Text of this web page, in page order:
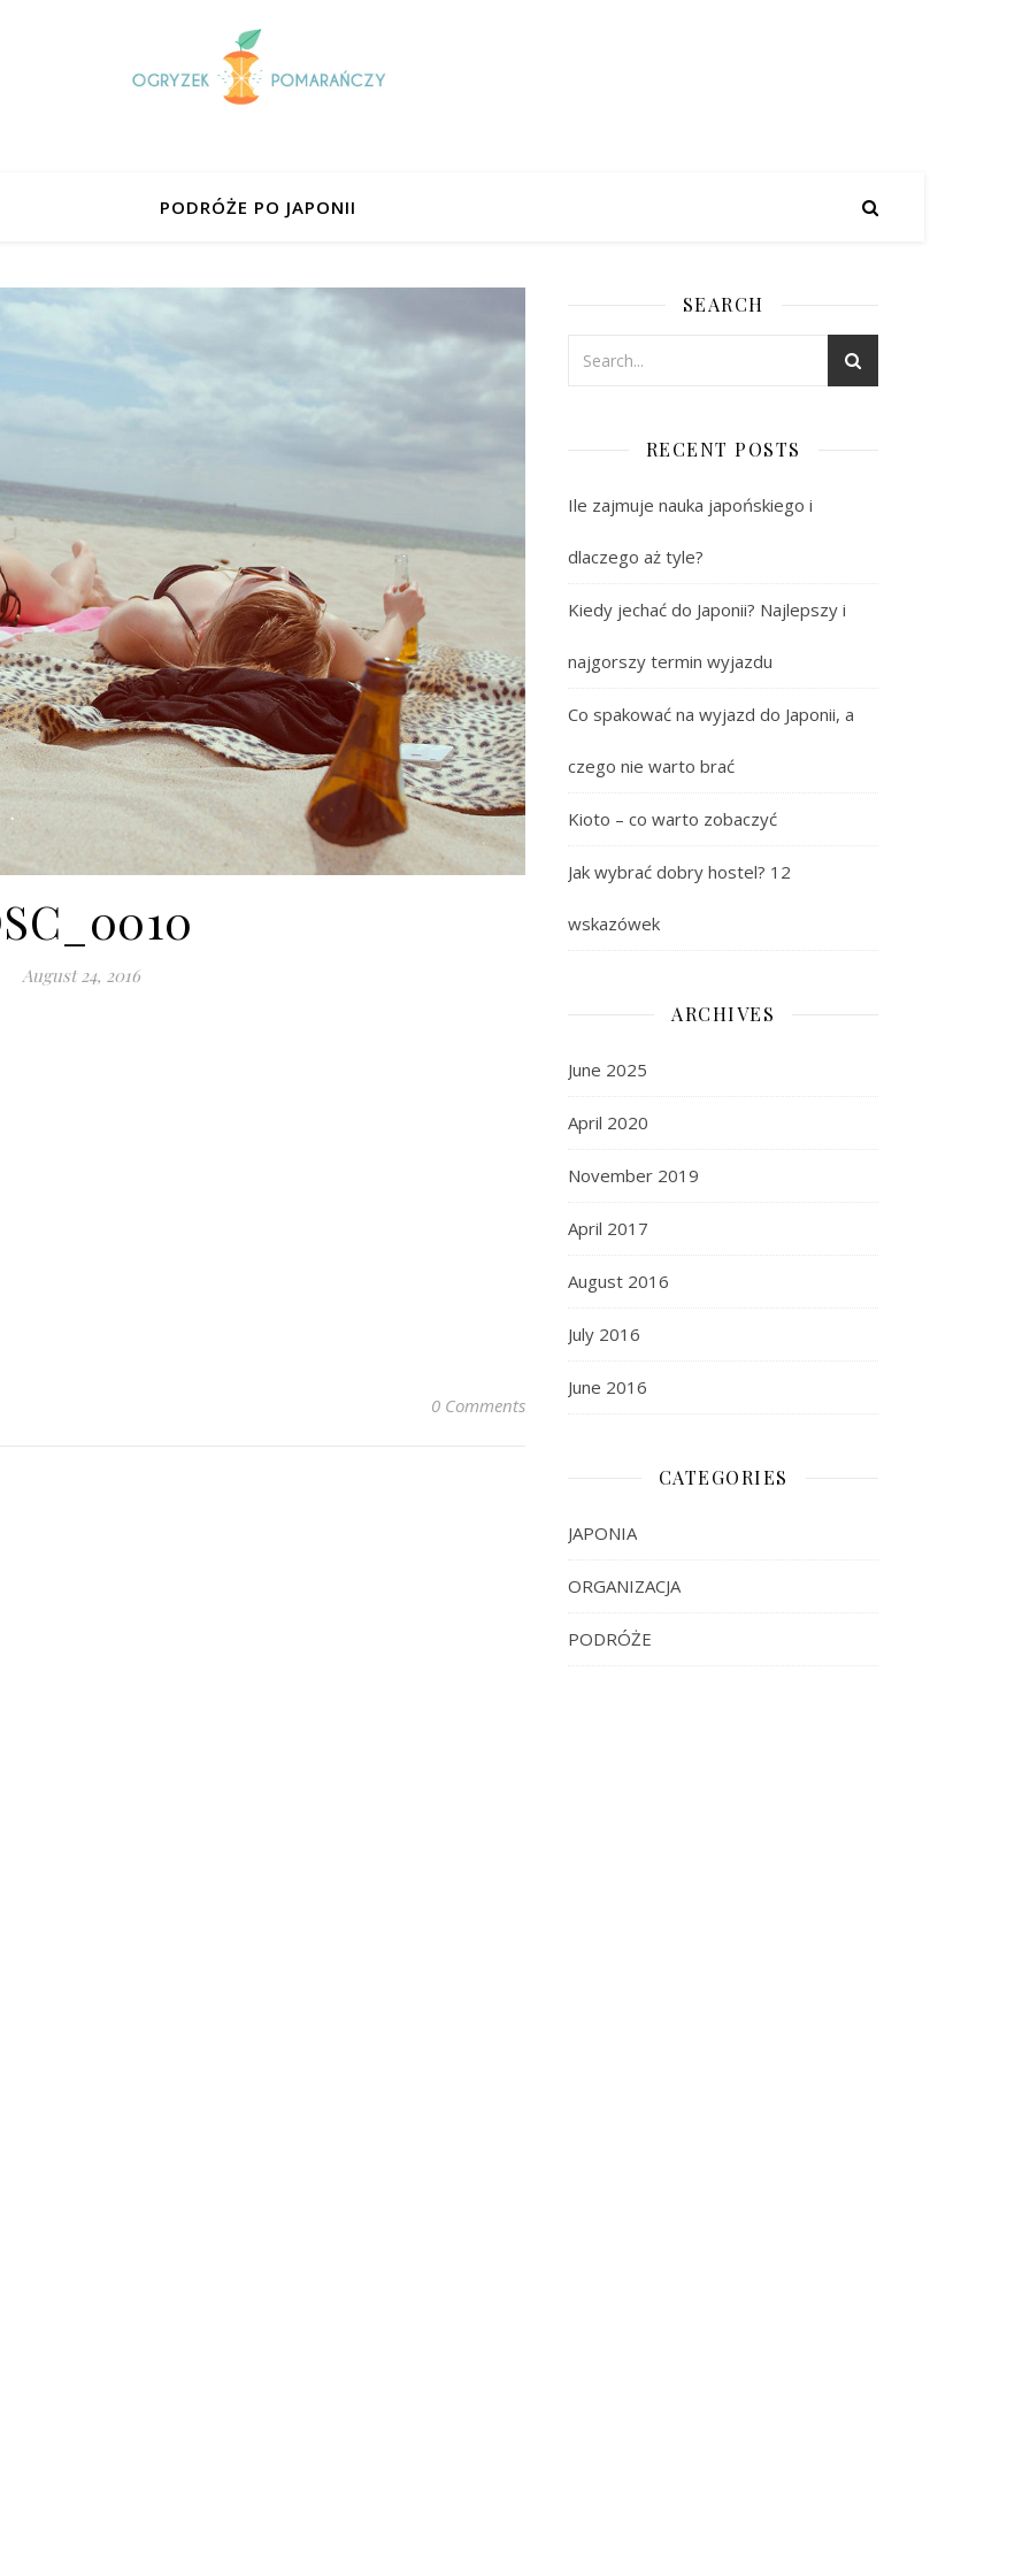
PODRÓŻE PO JAPONII
August 24, 2016
0 Comments
SEARCH
RECENT POSTS
Ile zajmuje nauka japońskiego i
dlaczego aż tyle?
Kiedy jechać do Japonii? Najlepszy i
najgorszy termin wyjazdu
Co spakować na wyjazd do Japonii, a
czego nie warto brać
Kioto – co warto zobaczyć
Jak wybrać dobry hostel? 12
wskazówek
ARCHIVES
June 2025
April 2020
November 2019
April 2017
August 2016
July 2016
June 2016
CATEGORIES
JAPONIA
ORGANIZACJA
PODRÓŻE